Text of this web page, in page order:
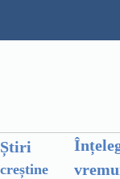
Știri
creștine